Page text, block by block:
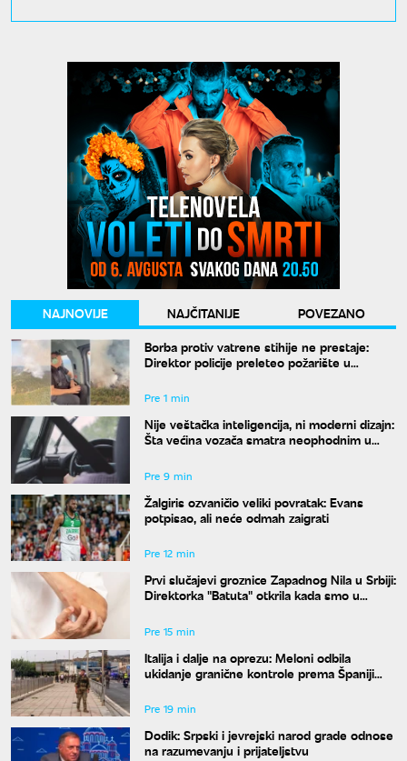
NAJNOVIJE NAJČITANIJE
POVEZANO
Borba protiv vatrene stihije ne prestaje:
Direktor policije preleteo požarište u
Pre 1 min
Nije veštačka inteligencija, ni moderni dizajn:
Šta većina vozača smatra neophodnim u
Pre 9 min
Žalgiris ozvaničio veliki povratak: Evans
potpisao, ali neće odmah zaigrati
Pre 12 min
Prvi slučajevi groznice Zapadnog Nila u Srbiji:
Direktorka "Batuta" otkrila kada smo u
Pre 15 min
Italija i dalje na oprezu: Meloni odbila
ukidanje granične kontrole prema Španiji
Pre 19 min
Dodik: Srpski i jevrejski narod grade odnose
na razumevanju i prijateljstvu